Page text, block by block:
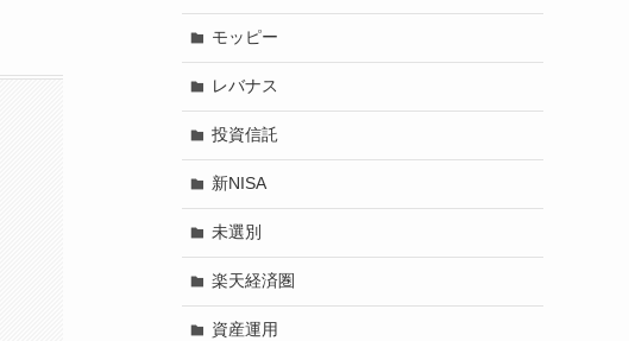
モッピー
レバナス
投資信託
新NISA
未選別
楽天経済圏
資産運用